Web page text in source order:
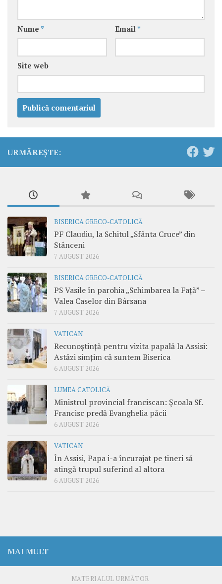
Nume * Email *
Site web
URMĂREȘTE:
BISERICA GRECO-CATOLICĂ
PF Claudiu, la Schitul „Sfânta Cruce” din
Stânceni
7 AUGUST 2026
BISERICA GRECO-CATOLICĂ
PS Vasile în parohia „Schimbarea la Față” –
Valea Caselor din Bârsana
7 AUGUST 2026
VATICAN
Recunoștință pentru vizita papală la Assisi:
Astăzi simțim că suntem Biserica
6 AUGUST 2026
LUMEA CATOLICĂ
Ministrul provincial franciscan: Școala Sf.
Francisc predă Evanghelia păcii
6 AUGUST 2026
VATICAN
În Assisi, Papa i-a încurajat pe tineri să
atingă trupul suferind al altora
6 AUGUST 2026
MAI MULT
MATERIALUL URMĂTOR